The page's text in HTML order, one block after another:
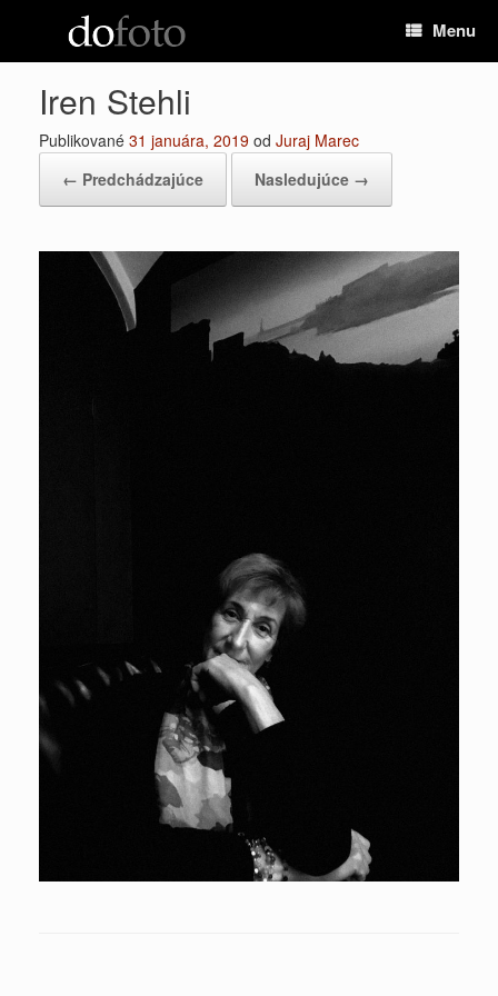
Menu
Iren Stehli
Publikované 31 januára, 2019 od Juraj Marec
← Predchádzajúce
Nasledujúce →